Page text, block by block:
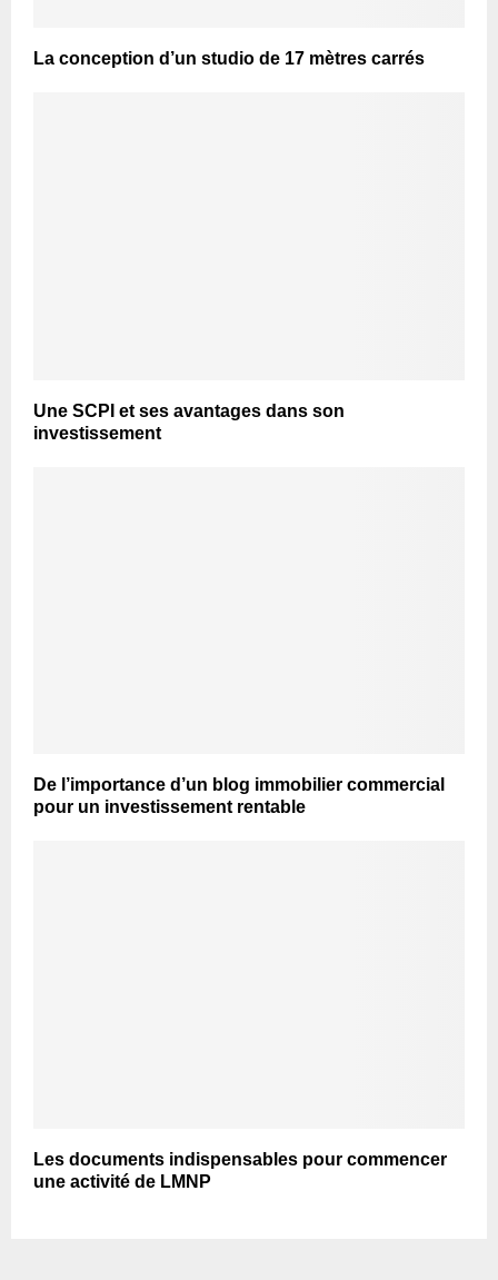
La conception d’un studio de 17 mètres carrés
Une SCPI et ses avantages dans son
investissement
De l’importance d’un blog immobilier commercial
pour un investissement rentable
Les documents indispensables pour commencer
une activité de LMNP